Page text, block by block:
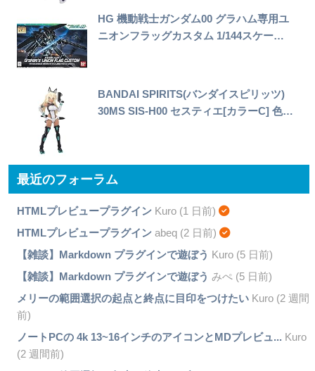
HG 機動戦士ガンダム00 グラハム専用ユ
ニオンフラッグカスタム 1/144スケー…
BANDAI SPIRITS(バンダイスピリッツ)
30MS SIS-H00 セスティエ[カラーC] 色…
最近のフォーラム
HTMLプレビュープラグインKuro (1 日前)
HTMLプレビュープラグインabeq (2 日前)
【雑談】Markdown プラグインで遊ぼう Kuro (5 日前)
【雑談】Markdown プラグインで遊ぼう みぺ (5 日前)
メリーの範囲選択の起点と終点に目印をつけたいKuro (2 週間
前)
ノートPCの 4k 13~16インチのアイコンとMDプレビュ... Kuro
(2 週間前)